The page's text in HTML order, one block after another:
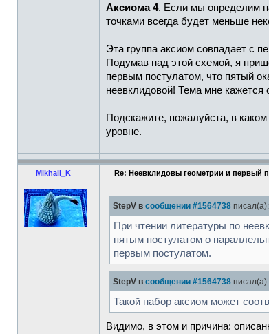
Аксиома 4. Если мы определим
точками всегда будет меньше
Эта группа аксиом совпадает с
Подумав над этой схемой, я
первым постулатом, что пятый
неевклидовой! Тема мне кажется
Подскажите, пожалуйста, в
уровне.
Mikhail_K Re: Неевклидовы геометрии и первый
StepV в сообщении #1564738 писал(а):
При чтении литературы по
пятым постулатом о
первым постулатом.
StepV в сообщении #1564738 писал(а):
Такой набор аксиом может
Видимо, в этом и причина: